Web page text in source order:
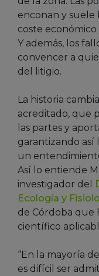
enconan y suele
coste
Y además, los
convencer a
del litigio.
La historia
acreditado, que
las partes y
garantizando así
un
Así lo entiende
investigador del
Ecología y
de Córdoba que
científico
“En la mayoría
es difícil ser